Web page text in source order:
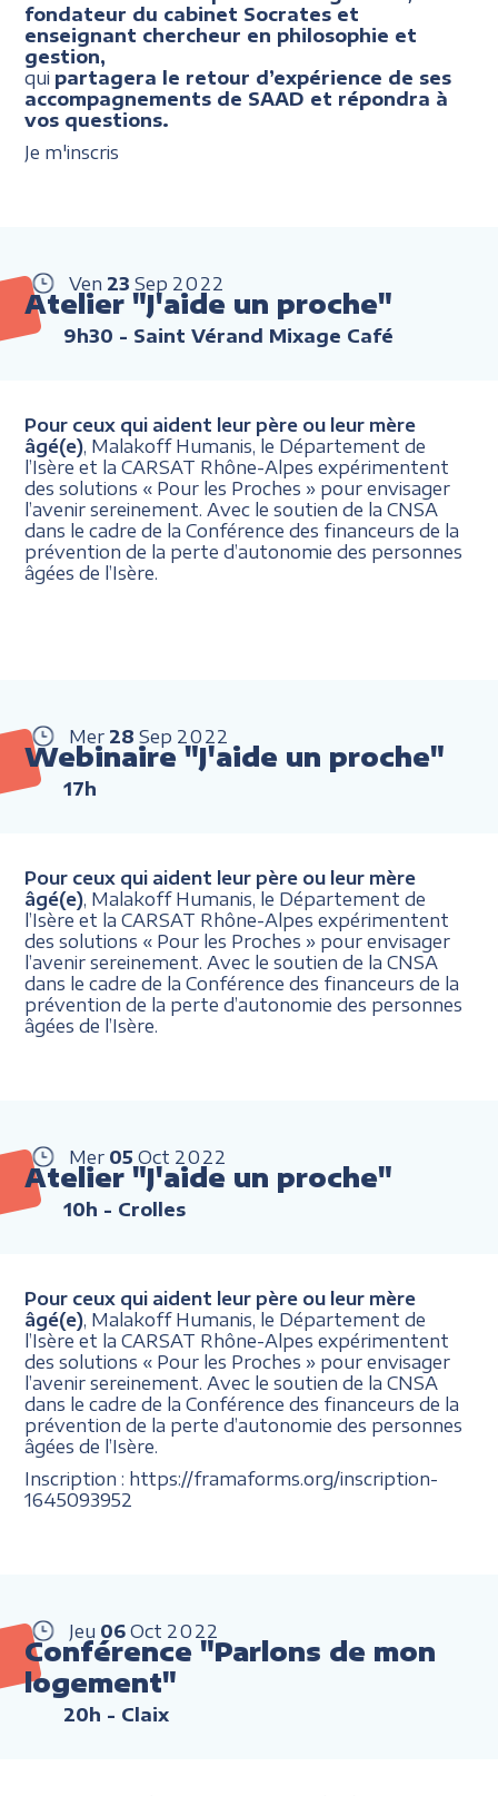
fondateur du cabinet Socrates et
enseignant chercheur en philosophie et
gestion,
qui partagera le retour d’expérience de ses
accompagnements de SAAD et répondra à
vos questions.
Je m'inscris
Ven 23 Sep 2022
Atelier "J'aide un proche"
9h30 - Saint Vérand Mixage Café
Pour ceux qui aident leur père ou leur mère
âgé(e) , Malakoff Humanis, le Département de
l’Isère et la CARSAT Rhône-Alpes expérimentent
des solutions « Pour les Proches » pour envisager
l’avenir sereinement. Avec le soutien de la CNSA
dans le cadre de la Conférence des financeurs de la
prévention de la perte d’autonomie des personnes
âgées de l’Isère.
Mer 28 Sep 2022
Webinaire "J'aide un proche"
17h
Pour ceux qui aident leur père ou leur mère
âgé(e) , Malakoff Humanis, le Département de
l’Isère et la CARSAT Rhône-Alpes expérimentent
des solutions « Pour les Proches » pour envisager
l’avenir sereinement. Avec le soutien de la CNSA
dans le cadre de la Conférence des financeurs de la
prévention de la perte d’autonomie des personnes
âgées de l’Isère.
Mer 05 Oct 2022
Atelier "J'aide un proche"
10h - Crolles
Pour ceux qui aident leur père ou leur mère
âgé(e) , Malakoff Humanis, le Département de
l’Isère et la CARSAT Rhône-Alpes expérimentent
des solutions « Pour les Proches » pour envisager
l’avenir sereinement. Avec le soutien de la CNSA
dans le cadre de la Conférence des financeurs de la
prévention de la perte d’autonomie des personnes
âgées de l’Isère.
Inscription : https://framaforms.org/inscription-
1645093952
Jeu 06 Oct 2022
Conférence "Parlons de mon
logement"
20h - Claix